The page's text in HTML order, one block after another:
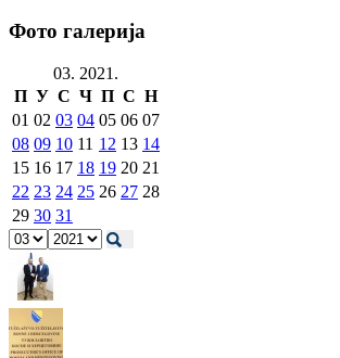
Фото галерија
03. 2021.
П У С Ч П С Н
01 02 03 04 05 06 07
08 09 10 11 12 13 14
15 16 17 18 19 20 21
22 23 24 25 26 27 28
29 30 31